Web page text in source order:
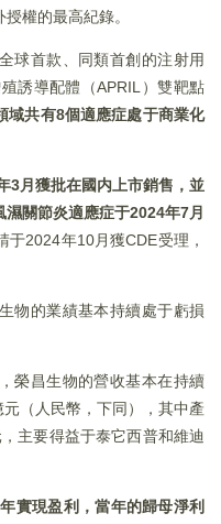
權的最高紀錄。
球首款、同類首創的注射用
誘導配體（APRIL）雙靶點
域共有8個適應症處于商業化
3月獲批在國内上市銷售，並
關節炎適應症于2024年7月
2024年10月獲CDE受理，
物的業績基本持續處于虧損
榮昌生物的營收基本在持續
（人民幣，下同），其中產
主要得益于泰它西普和維迪
實現盈利，當年的歸母淨利